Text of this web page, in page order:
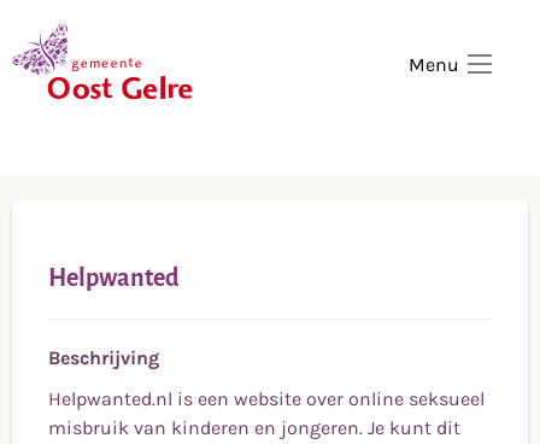
Menu
Helpwanted
Beschrijving
Helpwanted.nl is een website over online seksueel
misbruik van kinderen en jongeren. Je kunt dit